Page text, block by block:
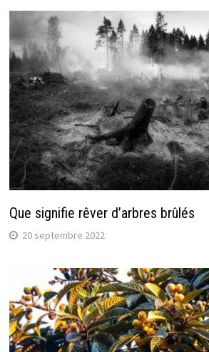
Que signifie rêver d’arbres brûlés
20 septembre 2022